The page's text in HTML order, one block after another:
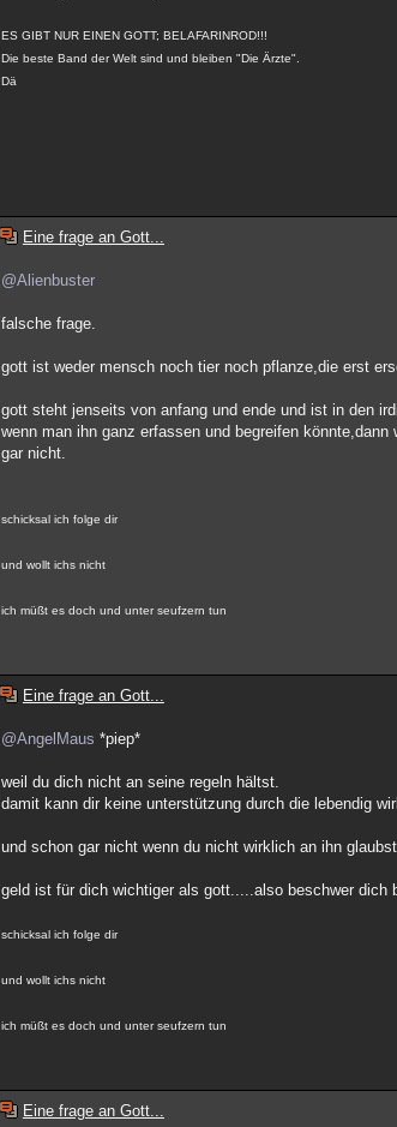
ES GIBT NUR EINEN GOTT; BELAFARINROD!!!
Die beste Band der Welt sind und bleiben "Die Ärzte".
Dä
Eine frage an Gott...
@Alienbuster
falsche frage.
gott ist weder mensch noch tier noch pflanze,die erst
gott steht jenseits von anfang und ende und ist in den
wenn man ihn ganz erfassen und begreifen
gar nicht.
schicksal ich folge dir
und wollt ichs nicht
ich müßt es doch und unter seufzern tun
Eine frage an Gott...
@AngelMaus *piep*
weil du dich nicht an seine regeln hältst.
damit kann dir keine unterstützung durch die lebendig
und schon gar nicht wenn du nicht wirklich an ihn
geld ist für dich wichtiger als gott.....also beschwer dich
schicksal ich folge dir
und wollt ichs nicht
ich müßt es doch und unter seufzern tun
Eine frage an Gott...